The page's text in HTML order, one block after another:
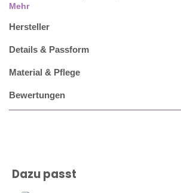
Mehr
Hersteller
Details & Passform
Material & Pflege
Bewertungen
Produktgalerie überspringen
Dazu passt